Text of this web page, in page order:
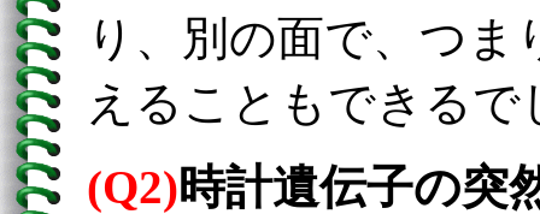
り、別の面で、つ
えることもできるで
(Q2)時計遺伝子の突